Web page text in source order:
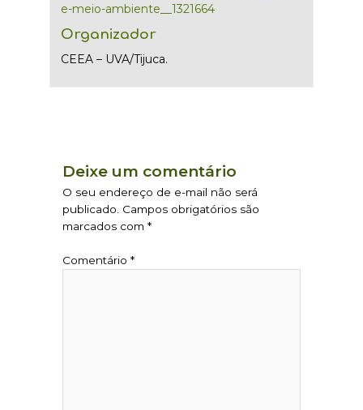
e-meio-ambiente__1321664
Organizador
CEEA – UVA/Tijuca.
Deixe um comentário
O seu endereço de e-mail não será
publicado. Campos obrigatórios são
marcados com *
Comentário *